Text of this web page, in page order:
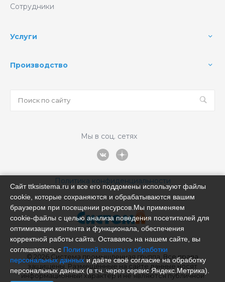
Сотрудники
Услуги
Производство
Мы в соц. сетях
Политика конфиденциальности
© 2026 Система промышленная группа, Все права
защищены. Размещённые на сайте данные носят
информационный характер и не являются публичной
Сайт ttksistema.ru и все его поддомены используют файлы
cookie, которые сохраняются и обрабатываются вашим
браузером при посещении ресурсов.Мы применяем
cookie‑файлы с целью анализа поведения посетителей для
оптимизации контента и функционала, обеспечения
корректной работы сайта. Оставаясь на нашем сайте, вы
соглашаетесь с Политикой защиты и обработки
персональных данныхи даёте своё согласие на обработку
персональных данных (в т.ч. через сервис Яндекс.Метрика).